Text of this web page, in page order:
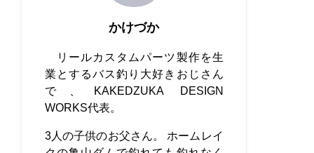
かけづか
リールカスタムパーツ製作を生
業とするバス釣り大好きおじさん
で、KAKEDZUKA DESIGN
WORKS代表。
3人の子供のお父さん。 ホームレイ